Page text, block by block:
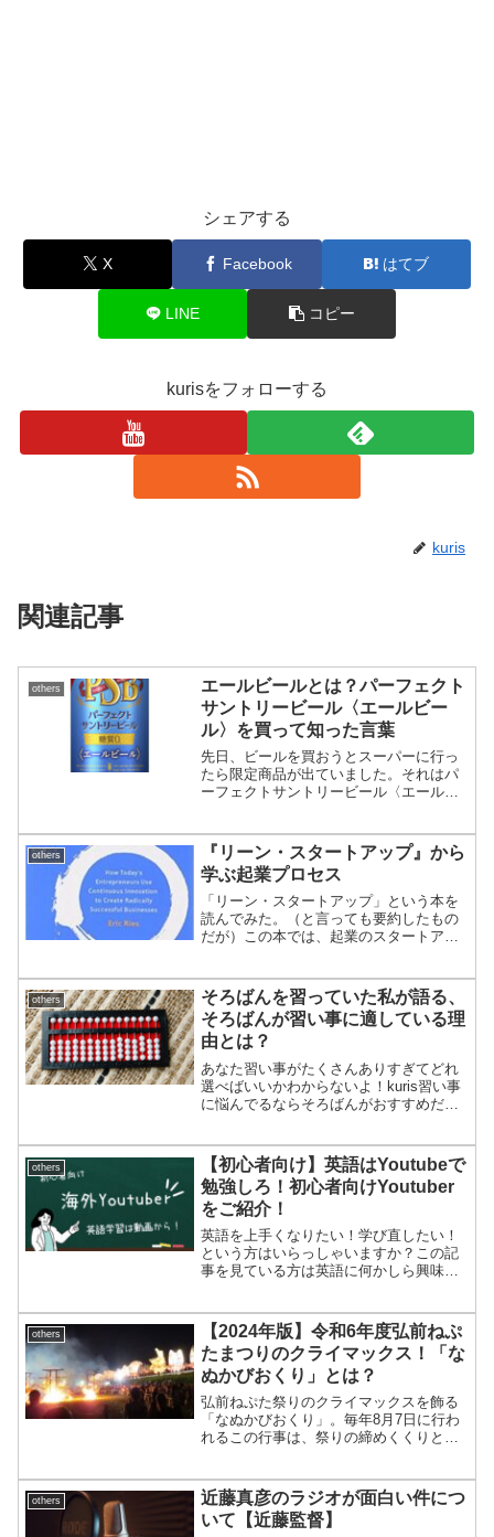
シェアする
X Facebook はてブ
LINE コピー
kurisをフォローする
kuris
関連記事
others
エールビールとは？パーフェクト
サントリービール〈エールビー
ル〉を買って知った言葉
先日、ビールを買おうとスーパーに行っ
たら限定商品が出ていました。それはパ
ーフェクトサントリービール〈エールビ
した！（ちなみにパーフェクトサントリ
ービール〈エールビール〉...
others
『リーン・スタートアップ』から
学ぶ起業プロセス
「リーン・スタートアップ」という本を
読んでみた。（と言っても要約したもの
だが）この本では、起業のスタートアッ
ートアップの目標は、顧客が何を望んで
いて、何にお金を使うかを...
others
そろばんを習っていた私が語る、
そろばんが習い事に適している理
由とは？
あなた習い事がたくさんありすぎてどれ
選べばいいかわからないよ！kuris習い事
に悩んでるならそろばんがおすすめだ
位に食い込んでくる’そろばん’最近は、ス
マホの電卓を使っ...
others
【初心者向け】英語はYoutubeで
勉強しろ！初心者向けYoutuber
をご紹介！
英語を上手くなりたい！学び直したい！
という方はいらっしゃいますか？この記
事を見ている方は英語に何かしら興味が
までも英語学習をしたいと思って何か策
を講じて上手くなろうとし...
others
【2024年版】令和6年度弘前ねぷ
たまつりのクライマックス！「な
ぬかびおくり」とは？
弘前ねぷた祭りのクライマックスを飾る
「なぬかびおくり」。毎年8月7日に行わ
れるこの行事は、祭りの締めくくりとし
を、この「なぬかびおくり」を通じてご
紹介！ 「なぬかびおくり...
others
近藤真彦のラジオが面白い件につ
いて【近藤監督】